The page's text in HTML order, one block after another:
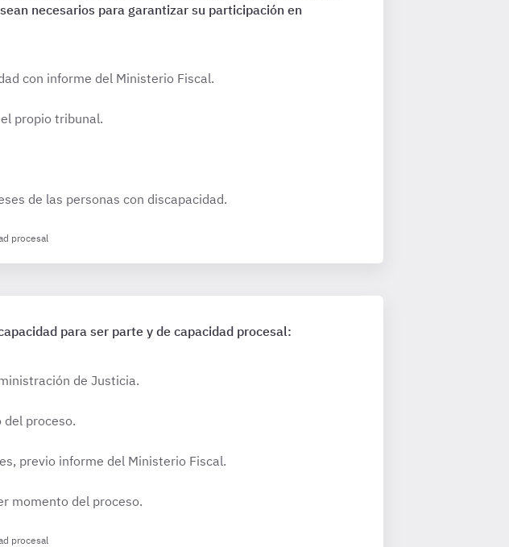
necesarios para garantizar su participación en
con informe del Ministerio Fiscal.
propio tribunal.
de las personas con discapacidad.
procesal
para ser parte y de capacidad procesal:
de Justicia.
proceso.
previo informe del Ministerio Fiscal.
momento del proceso.
procesal